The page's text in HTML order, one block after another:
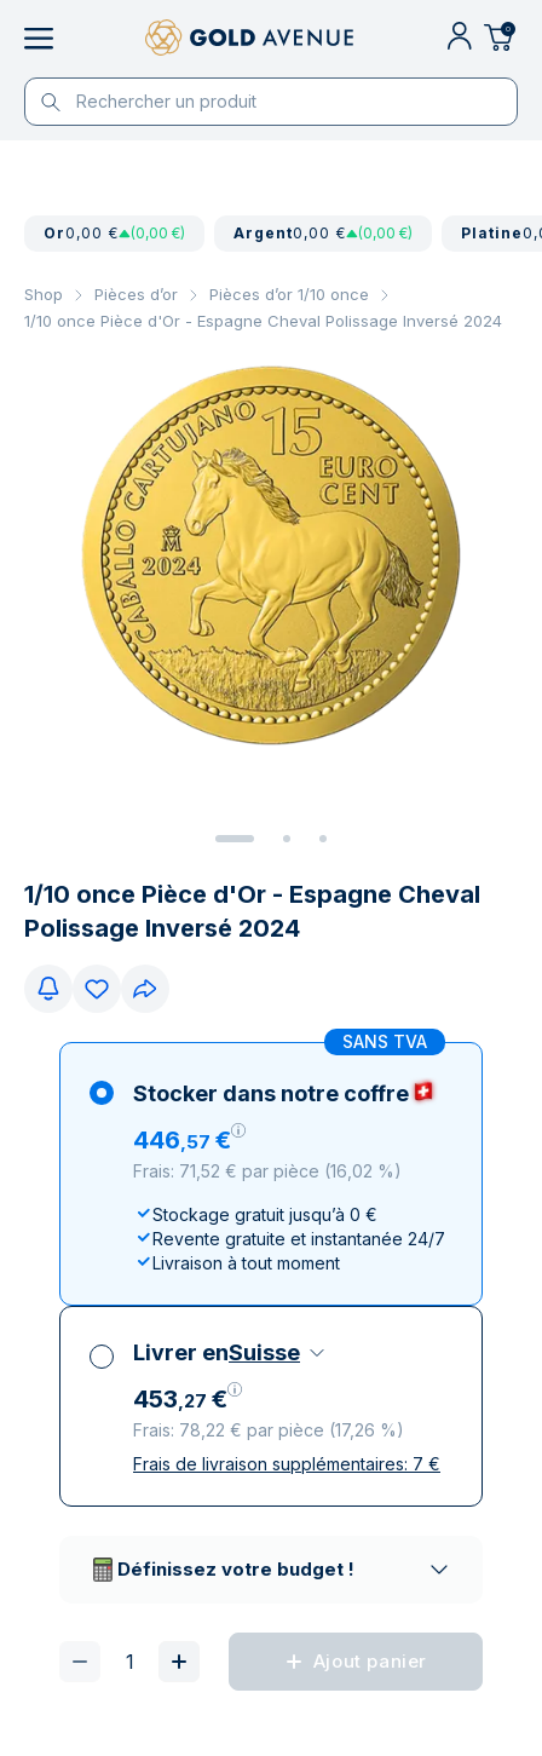
0
Or0,00 € (0,00 €) Argent0,00 € (0,00 €) Platine
Shop Pièces d’or
Pièces d’or 1/10 once
1/10 once Pièce d'Or - Espagne Cheval Polissage Inversé 2024
1/10 once Pièce d'Or - Espagne Cheval
Polissage Inversé 2024
SANS TVA
Stocker dans notre coffre
446,57 €
Frais: 71,52 € par pièce (16,02 %)
Stockage gratuit jusqu’à 0 €
Revente gratuite et instantanée 24/7
Livraison à tout moment
Livrer enSuisse
453,27 €
Frais: 78,22 € par pièce (17,26 %)
Toutes taxes comprises
Frais de livraison supplémentaires: 7 €
Définissez votre budget !
Ajout panier